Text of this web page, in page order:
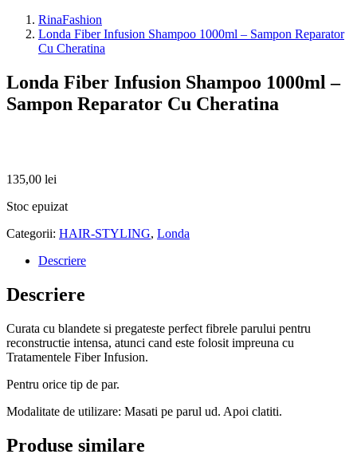
RinaFashion
Londa Fiber Infusion Shampoo 1000ml – Sampon Reparator
Cu Cheratina
Londa Fiber Infusion Shampoo 1000ml –
Sampon Reparator Cu Cheratina
135,00 lei
Stoc epuizat
Categorii: HAIR-STYLING, Londa
Descriere
Descriere
Curata cu blandete si pregateste perfect fibrele parului pentru
reconstructie intensa, atunci cand este folosit impreuna cu
Tratamentele Fiber Infusion.
Pentru orice tip de par.
Modalitate de utilizare: Masati pe parul ud. Apoi clatiti.
Produse similare